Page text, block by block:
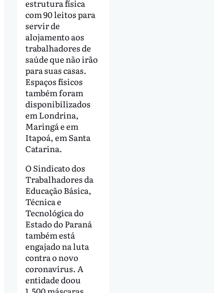
estrutura física
com 90 leitos para
servir de
alojamento aos
trabalhadores de
saúde que não irão
para suas casas.
Espaços físicos
também foram
disponibilizados
em Londrina,
Maringá e em
Itapoá, em Santa
Catarina.
O Sindicato dos
Trabalhadores da
Educação Básica,
Técnica e
Tecnológica do
Estado do Paraná
também está
engajado na luta
contra o novo
coronavírus. A
entidade doou